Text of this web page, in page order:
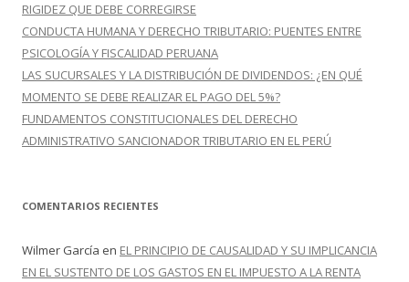
RIGIDEZ QUE DEBE CORREGIRSE
CONDUCTA HUMANA Y DERECHO TRIBUTARIO: PUENTES ENTRE
PSICOLOGÍA Y FISCALIDAD PERUANA
LAS SUCURSALES Y LA DISTRIBUCIÓN DE DIVIDENDOS: ¿EN QUÉ
MOMENTO SE DEBE REALIZAR EL PAGO DEL 5%?
FUNDAMENTOS CONSTITUCIONALES DEL DERECHO
ADMINISTRATIVO SANCIONADOR TRIBUTARIO EN EL PERÚ
COMENTARIOS RECIENTES
Wilmer García en EL PRINCIPIO DE CAUSALIDAD Y SU IMPLICANCIA
EN EL SUSTENTO DE LOS GASTOS EN EL IMPUESTO A LA RENTA